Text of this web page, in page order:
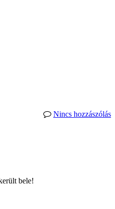
Nincs hozzászólás
bele!